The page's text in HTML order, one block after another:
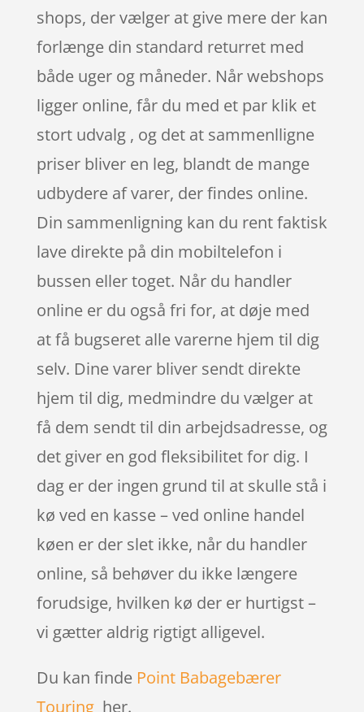
shops, der vælger at give mere der kan
forlænge din standard returret med
både uger og måneder. Når webshops
ligger online, får du med et par klik et
stort udvalg , og det at sammenlligne
priser bliver en leg, blandt de mange
udbydere af varer, der findes online.
Din sammenligning kan du rent faktisk
lave direkte på din mobiltelefon i
bussen eller toget. Når du handler
online er du også fri for, at døje med
at få bugseret alle varerne hjem til dig
selv. Dine varer bliver sendt direkte
hjem til dig, medmindre du vælger at
få dem sendt til din arbejdsadresse, og
det giver en god fleksibilitet for dig. I
dag er der ingen grund til at skulle stå i
kø ved en kasse – ved online handel
køen er der slet ikke, når du handler
online, så behøver du ikke længere
forudsige, hvilken kø der er hurtigst –
vi gætter aldrig rigtigt alligevel.
Du kan finde Point Babagebærer
Touringher.